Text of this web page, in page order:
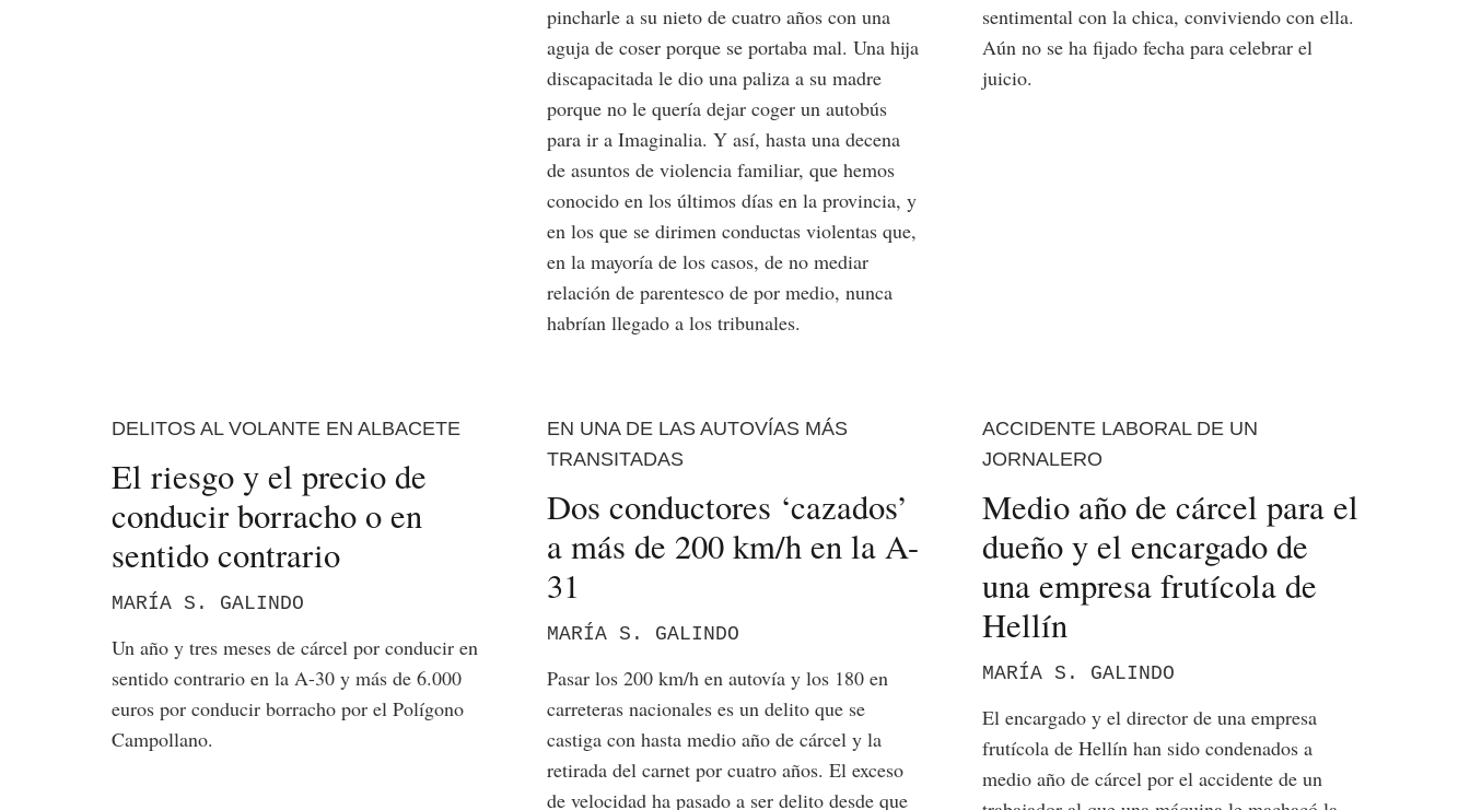
pincharle a su nieto de cuatro años con una
aguja de coser porque se portaba mal. Una hija
discapacitada le dio una paliza a su madre
porque no le quería dejar coger un autobús
para ir a Imaginalia. Y así, hasta una decena
de asuntos de violencia familiar, que hemos
conocido en los últimos días en la provincia, y
en los que se dirimen conductas violentas que,
en la mayoría de los casos, de no mediar
relación de parentesco de por medio, nunca
habrían llegado a los tribunales.
sentimental con la chica, conviviendo con ella.
Aún no se ha fijado fecha para celebrar el
juicio.
DELITOS AL VOLANTE EN ALBACETE
El riesgo y el precio de
conducir borracho o en
sentido contrario
MARÍA S. GALINDO
Un año y tres meses de cárcel por conducir en
sentido contrario en la A-30 y más de 6.000
euros por conducir borracho por el Polígono
Campollano.
EN UNA DE LAS AUTOVÍAS MÁS
TRANSITADAS
Dos conductores ‘cazados’
a más de 200 km/h en la A-
31
MARÍA S. GALINDO
Pasar los 200 km/h en autovía y los 180 en
carreteras nacionales es un delito que se
castiga con hasta medio año de cárcel y la
retirada del carnet por cuatro años. El exceso
de velocidad ha pasado a ser delito desde que
ACCIDENTE LABORAL DE UN
JORNALERO
Medio año de cárcel para el
dueño y el encargado de
una empresa frutícola de
Hellín
MARÍA S. GALINDO
El encargado y el director de una empresa
frutícola de Hellín han sido condenados a
medio año de cárcel por el accidente de un